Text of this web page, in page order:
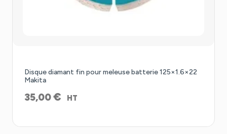
Disque diamant fin pour meleuse batterie 125×1.6×22
Makita
35,00€ HT